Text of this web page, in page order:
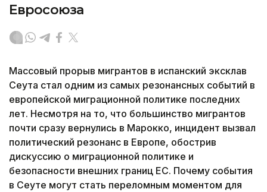
Евросоюза
Массовый прорыв мигрантов в испанский эксклав
Сеута стал одним из самых резонансных событий в
европейской миграционной политике последних
лет. Несмотря на то, что большинство мигрантов
почти сразу вернулись в Марокко, инцидент вызвал
политический резонанс в Европе, обострив
дискуссию о миграционной политике и
безопасности внешних границ ЕС. Почему события
в Сеуте могут стать переломным моментом для